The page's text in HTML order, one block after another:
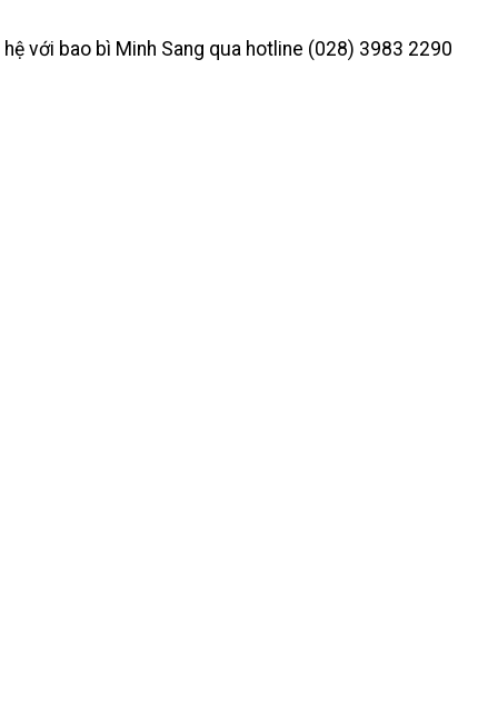
với bao bì Minh Sang qua hotline (028) 3983 2290